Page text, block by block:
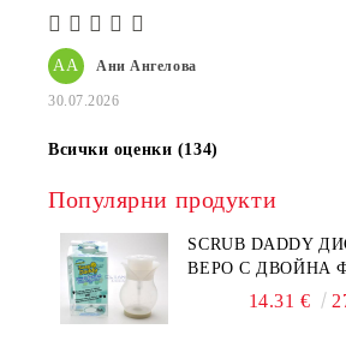
АА Ани Ангелова
30.07.2026
Всички оценки (134)
Популярни продукти
SCRUB DADDY
ВЕРО С ДВОЙНА
14.31 €